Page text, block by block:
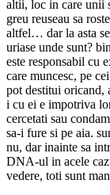
altii, loc in care unii
greu reuseau sa
altfel… dar la asta
uriase unde sunt?
este responsabil cu
care muncesc, pe
pot destitui oricand,
i cu ei e impotriva
cercetati sau
sa-i fure si pe aia.
nu, dar inainte sa
DNA-ul in acele
vedere, toti sunt